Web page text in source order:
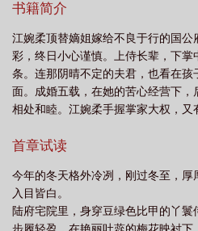
嫁多年后 番外
江 替嫁以后txt盘 替嫁多年后江婉柔讲
字 替嫁多年后番外武帝魂穿陆奉 替嫁
奉 替嫁多年后书评 替嫁多年后陆奉无
宁夙 替嫁多年后简介 替嫁多年后全文
阁 替嫁多年后TXT 替嫁多年后 晋江
书籍简介
江婉柔顶替嫡姐嫁给不良于行的国
彩，终日小心谨慎。上侍长辈，下
条。连那阴晴不定的夫君，也看在
面。成婚五载，在她的苦心经营下
相处和睦。江婉柔手握掌家大权，
妇，谁人不叹一句江氏好命？至此，
平静的生活。恭王妃是江婉柔的嫡姐
原本准备八抬大轿，娶回来的心上人
只有王妃被格外关照。此案的主审官
首章试读
今年的冬天格外冷冽，刚过冬至，厚
入目皆白。
陆府宅院里，身穿豆绿色比甲的丫